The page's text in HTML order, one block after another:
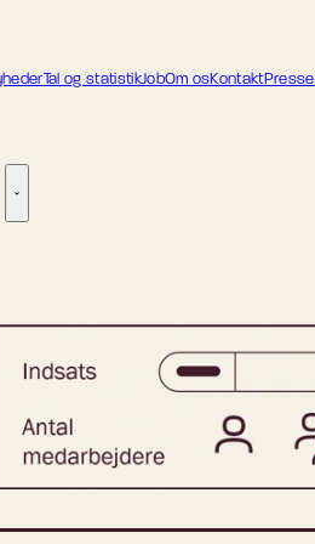
Tal og statistikJobOm osKontaktPresse
- Flere links
links
Tilsyn - Flere links